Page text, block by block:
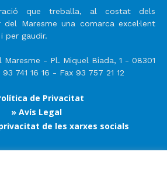
que treballa, al costat dels
Maresme una comarca excel·lent
per gaudir.
Maresme - Pl. Miquel Biada, 1 - 08301
741 16 16 - Fax 93 757 21 12
de Privacitat
» Avís Legal
de les xarxes socials